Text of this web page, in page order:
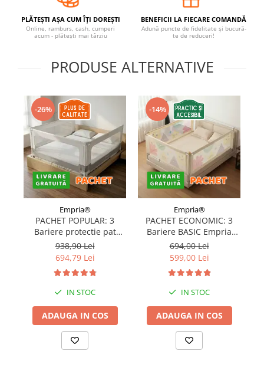
Rechizite scolare
LEGO
Stickere decorative
Ingrijire adulti
Siguranta animale companie
Carduri Cadou
Propuneri Cadou
Produse Sub 50 Lei
Resigilate
PLĂTEȘTI AȘA CUM ÎȚI DOREȘTI
Online, ramburs, cash, cumperi
acum - plătești mai târziu
BENEFICII LA FIECARE COMANDĂ
Adună puncte de fidelitate și bucură-
te de reduceri!
PRODUSE ALTERNATIVE
-26%
Empria®
PACHET POPULAR: 3
Bariere protectie pat
copii, SELECT, 160x200
cm
938,90 Lei
694,79 Lei
IN STOC
ADAUGA IN COS
-14%
Empria®
PACHET ECONOMIC: 3
Bariere BASIC Empria
protectie pat 160X200 cm
+ bara stabilizatoare
694,00 Lei
599,00 Lei
IN STOC
ADAUGA IN COS